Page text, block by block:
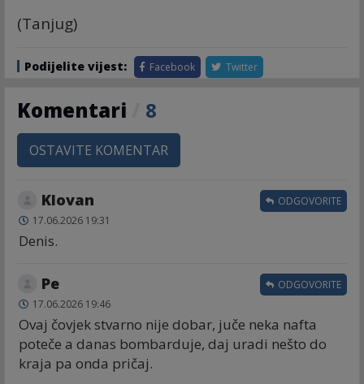
(Tanjug)
Podijelite vijest: Facebook Twitter
Komentari 8
OSTAVITE KOMENTAR
Klovan
17.06.2026 19:31
Denis.
ODGOVORITE
Ре
17.06.2026 19:46
Ovaj čovjek stvarno nije dobar, juče neka nafta
poteče a danas bombarduje, daj uradi nešto do
kraja pa onda pričaj.
ODGOVORITE